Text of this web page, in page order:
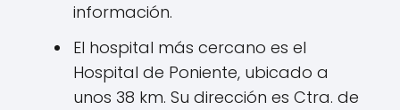
información.
El hospital más cercano es el
Hospital de Poniente, ubicado a
unos 38 km. Su dirección es Ctra. de